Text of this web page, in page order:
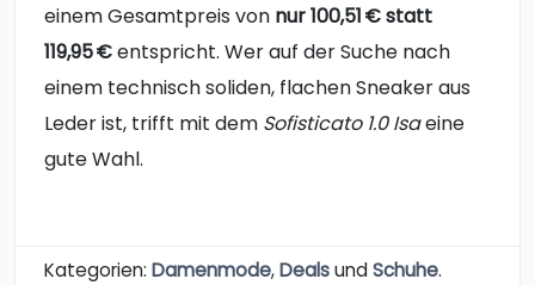
einem Gesamtpreis von nur 100,51 € statt
119,95 €entspricht. Wer auf der Suche nach
einem technisch soliden, flachen Sneaker aus
Leder ist, trifft mit dem Sofisticato 1.0 Isaeine
gute Wahl.
Kategorien: Damenmode,DealsundSchuhe.